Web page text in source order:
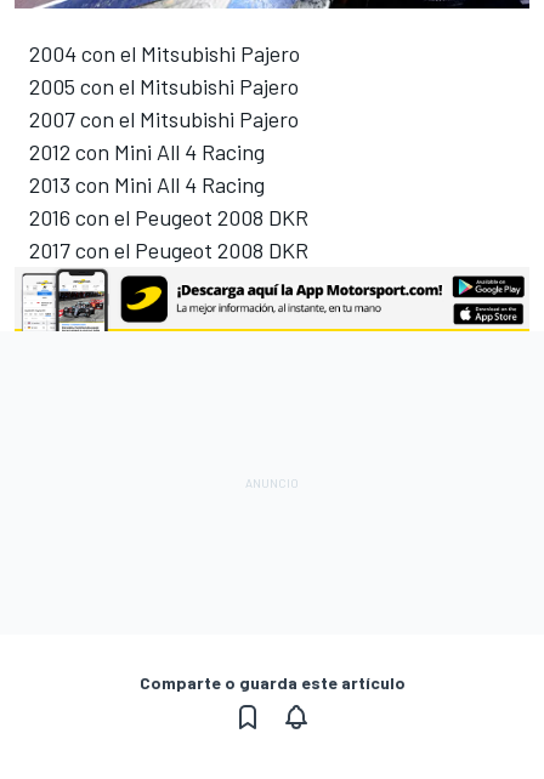
2004 con el Mitsubishi Pajero
2005 con el Mitsubishi Pajero
2007 con el Mitsubishi Pajero
2012 con Mini All 4 Racing
2013 con Mini All 4 Racing
2016 con el Peugeot 2008 DKR
2017 con el Peugeot 2008 DKR
Comparte o guarda este artículo